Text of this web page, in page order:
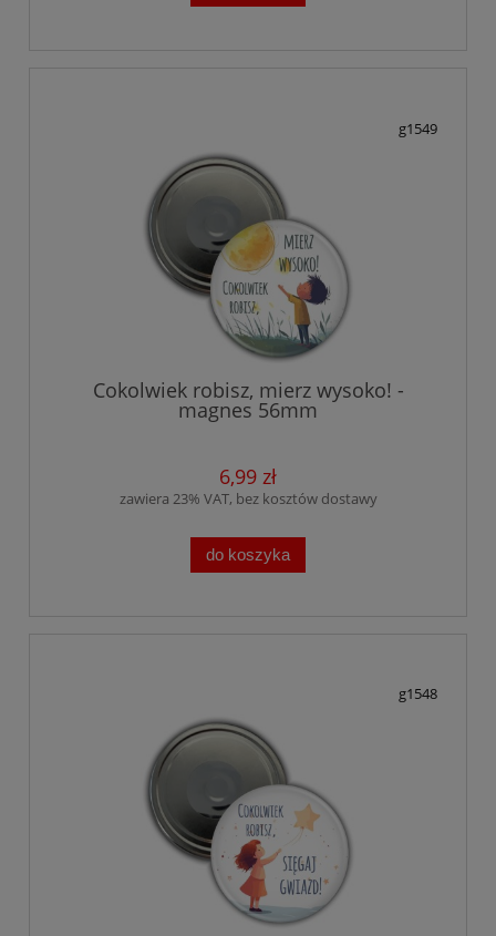
g1549
Cokolwiek robisz, mierz wysoko! -
magnes 56mm
6,99 zł
zawiera 23% VAT, bez kosztów dostawy
do koszyka
g1548